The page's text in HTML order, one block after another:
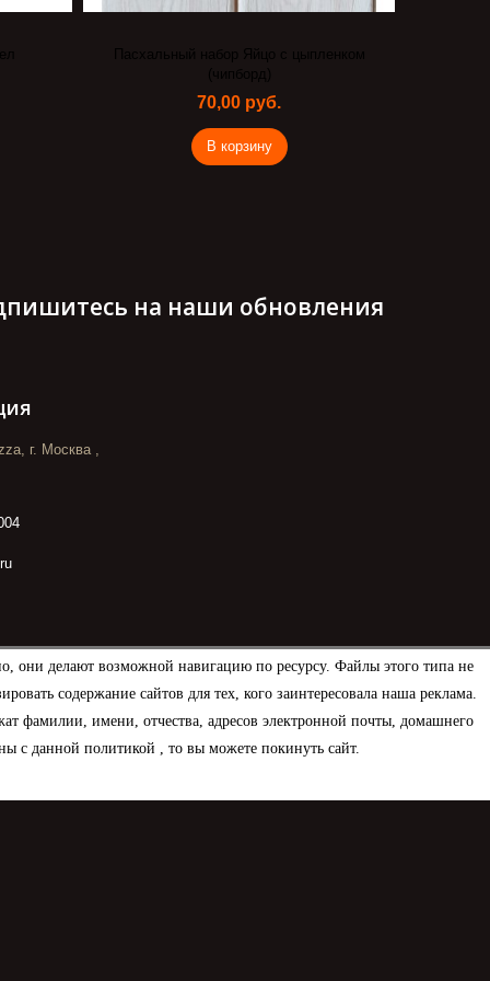
они делают возможной навигацию по ресурсу. Файлы этого типа не
содержание сайтов для тех, кого заинтересовала наша реклама.
фамилии, имени, отчества, адресов электронной почты, домашнего
с данной политикой , то вы можете покинуть сайт.
Пасхальный набор Яйцо с цыпленком
(чипборд)
70,00 руб.
В корзину
на наши обновления
г. Москва ,